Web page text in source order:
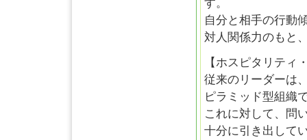
す。
自分と相手の行動
対人関係力のもと
【ホスピタリティ
従来のリーダーは
ピラミッド型組織
これに対して、問
十分に引き出して